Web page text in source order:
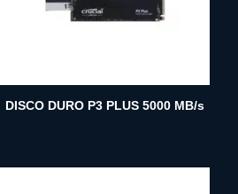
DISCO DURO P3 PLUS 5000 MB/s